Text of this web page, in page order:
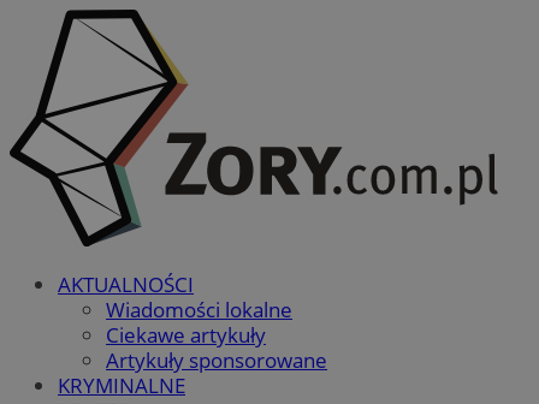
AKTUALNOŚCI
Wiadomości lokalne
Ciekawe artykuły
Artykuły sponsorowane
KRYMINALNE